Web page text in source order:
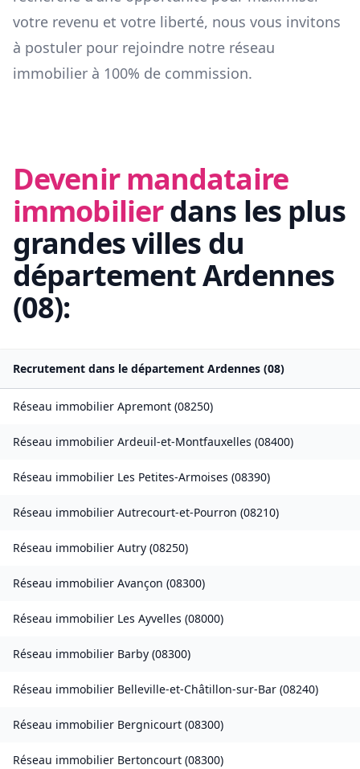
votre revenu et votre liberté, nous vous invitons
à postuler pour rejoindre notre réseau
immobilier à 100% de commission.
Devenir mandataire
immobilierdans les plus
grandes villes du
départementArdennes
(08):
Recrutement dans le département Ardennes (08)
Réseau immobilier Apremont (08250)
Réseau immobilier Ardeuil-et-Montfauxelles (08400)
Réseau immobilier Les Petites-Armoises (08390)
Réseau immobilier Autrecourt-et-Pourron (08210)
Réseau immobilier Autry (08250)
Réseau immobilier Avançon (08300)
Réseau immobilier Les Ayvelles (08000)
Réseau immobilier Barby (08300)
Réseau immobilier Belleville-et-Châtillon-sur-Bar (08240)
Réseau immobilier Bergnicourt (08300)
Réseau immobilier Bertoncourt (08300)